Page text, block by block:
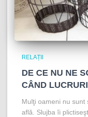
RELAȚII
DE CE NU NE
CÂND
Mulţi oameni nu sunt
află. Slujba îi